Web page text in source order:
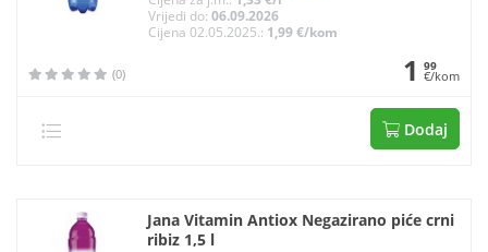
Vrijedi do:06.09.2026
Cijena 02.05.2025.: 1,99 €/kom
(0) 1 99
€/kom
Dodaj
Jana Vitamin Antiox Negazirano piće crni
ribiz 1,5 l